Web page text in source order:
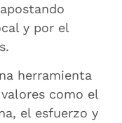
y por el
herramienta
como el
el esfuerzo y